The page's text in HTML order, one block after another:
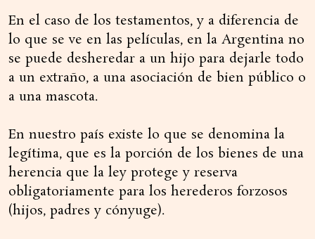
En el caso de los testamentos, y a diferencia de
lo que se ve en las películas, en la Argentina no
se puede desheredar a un hijo para dejarle todo
a un extraño, a una asociación de bien público o
a una mascota.
En nuestro país existe lo que se denomina la
legítima, que es la porción de los bienes de una
herencia que la ley protege y reserva
obligatoriamente para los herederos forzosos
(hijos, padres y cónyuge).